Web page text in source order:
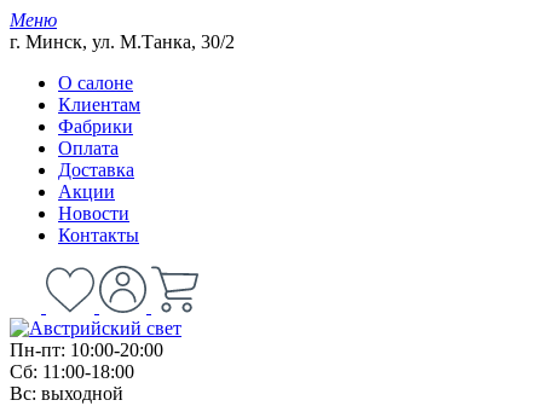
Меню
г. Минск, ул. М.Танка, 30/2
О салоне
Клиентам
Фабрики
Оплата
Доставка
Акции
Новости
Контакты
Пн-пт: 10:00-20:00
Сб: 11:00-18:00
Вс: выходной